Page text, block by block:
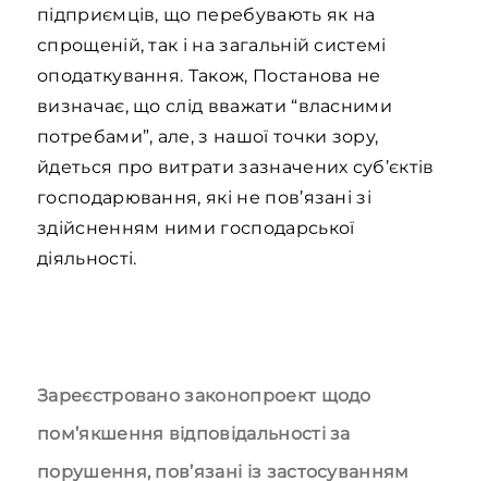
підприємців, що перебувають як на
спрощеній, так і на загальній системі
оподаткування. Також, Постанова не
визначає, що слід вважати “власними
потребами”, але, з нашої точки зору,
йдеться про витрати зазначених суб’єктів
господарювання, які не пов’язані зі
здійсненням ними господарської
діяльності.
Зареєстровано законопроект щодо
пом’якшення відповідальності за
порушення, пов’язані із застосуванням